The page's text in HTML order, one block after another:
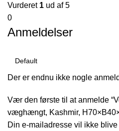
Vurderet 1 ud af 5
0
Anmeldelser
Der er endnu ikke nogle
Vær den første til at anmelde
væghængt, Kashmir,
Din e-mailadresse vil ikke